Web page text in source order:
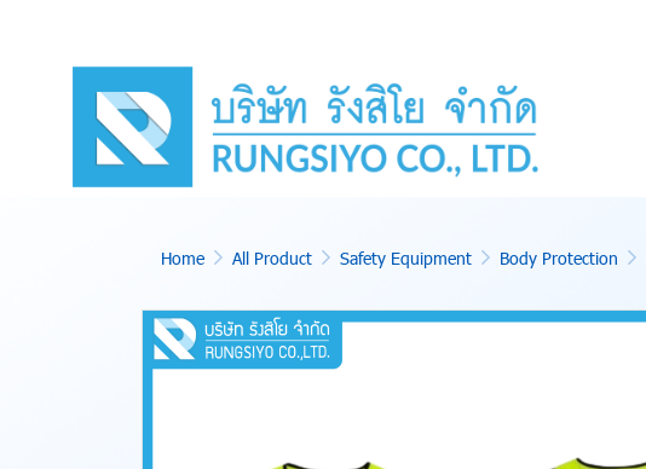
Home All Product Safety Equipment Body Protection